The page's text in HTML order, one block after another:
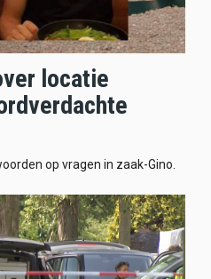
locatie
op vragen in zaak-Gino.